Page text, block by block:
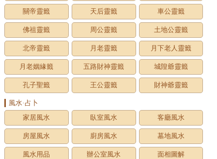
關帝靈籤 天后靈籤 車公靈籤
佛祖靈籤 周公靈籤 土地公靈籤
北帝靈籤 月老靈籤 月下老人靈籤
月老姻緣籤 五路財神靈籤 城隍爺靈籤
孔子聖籤 王公靈籤 財神爺靈籤
風水·占卜
家居風水
臥室風水 客廳風水
房屋風水 廚房風水 墓地風水
風水用品 辦公室風水 面相圖解